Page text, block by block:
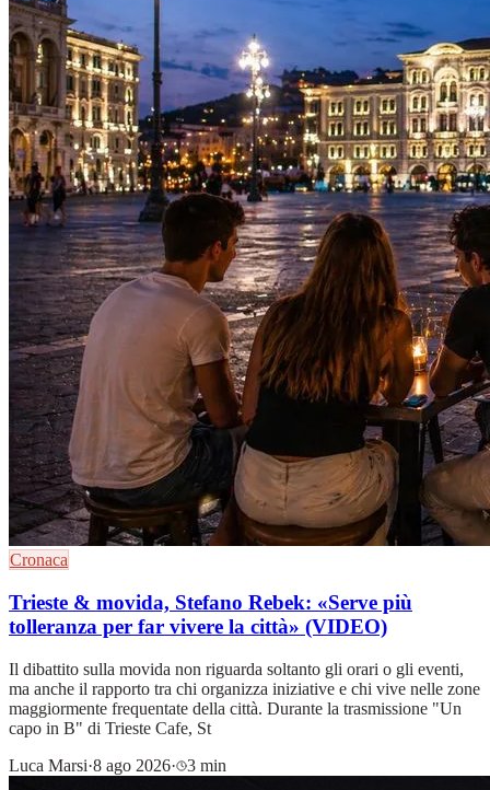
Cronaca
Trieste & movida, Stefano Rebek: «Serve più
tolleranza per far vivere la città» (VIDEO)
Il dibattito sulla movida non riguarda soltanto gli orari o gli eventi,
ma anche il rapporto tra chi organizza iniziative e chi vive nelle zone
maggiormente frequentate della città. Durante la trasmissione "Un
capo in B" di Trieste Cafe, St
Luca Marsi·8 ago 2026· 3 min